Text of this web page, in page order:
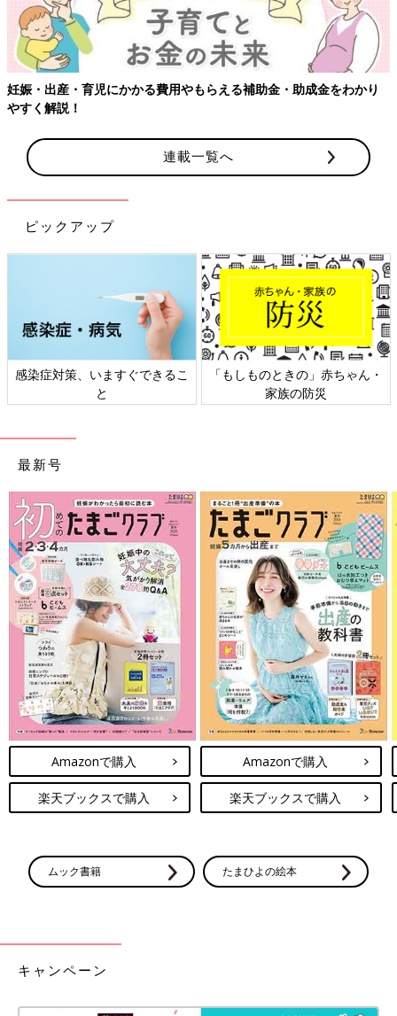
り
連載一覧へ
ピックアップ
ん・
日本外来小児科学会リーフレッ
六星占術 細木かおりさん
相談
最新号
Amazonで購入
楽天ブックスで購入
Amazonで購入
楽天ブックスで購入
ムック書籍 たまひよの絵本
キャンペーン